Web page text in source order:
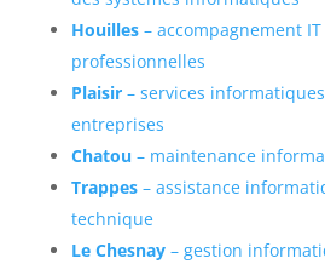
Houilles – accompagnement
professionnelles
Plaisir– services
entreprises
Chatou – maintenance
Trappes– assistance
technique
Le Chesnay– gestion